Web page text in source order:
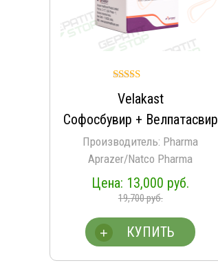
5.00
из 5
Velakast
Софосбувир + Велпатасвир
Производитель: Pharma
Aprazer/Natco Pharma
13,000 руб.
19,700руб.
КУПИТЬ
+